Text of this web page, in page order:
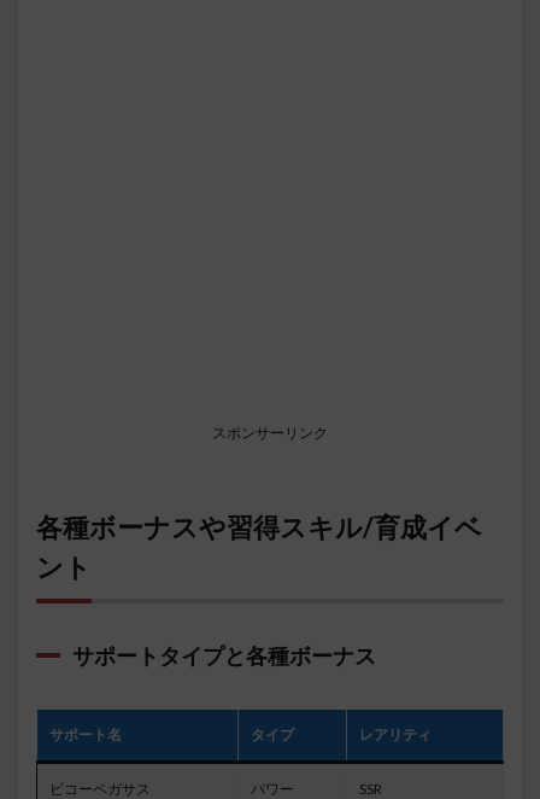
スポンサーリンク
各種ボーナスや習得スキル/育成イベ
ント
サポートタイプと各種ボーナス
サポート名 タイプ レアリティ
ビコーペガサス パワー SSR